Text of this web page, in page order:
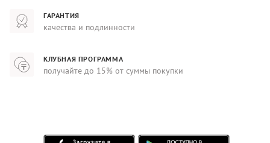
ГАРАНТИЯ
качества и подлинности
КЛУБНАЯ ПРОГРАММА
получайте до 15% от суммы покупки